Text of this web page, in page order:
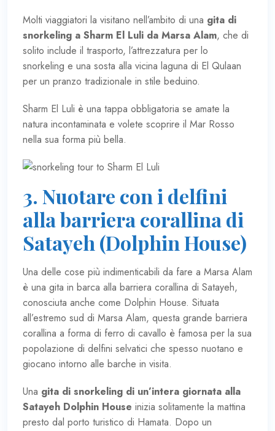
Molti viaggiatori la visitano nell’ambito di una gita di
snorkeling a Sharm El Luli da Marsa Alam, che di
solito include il trasporto, l’attrezzatura per lo
snorkeling e una sosta alla vicina laguna di El Qulaan
per un pranzo tradizionale in stile beduino.
Sharm El Luli è una tappa obbligatoria se amate la
natura incontaminata e volete scoprire il Mar Rosso
nella sua forma più bella.
3. Nuotare con i delfini
alla barriera corallina di
Satayeh (Dolphin House)
Una delle cose più indimenticabili da fare a Marsa Alam
è una gita in barca alla barriera corallina di Satayeh,
conosciuta anche come Dolphin House. Situata
all’estremo sud di Marsa Alam, questa grande barriera
corallina a forma di ferro di cavallo è famosa per la sua
popolazione di delfini selvatici che spesso nuotano e
giocano intorno alle barche in visita.
Una gita di snorkeling di un’intera giornata alla
Satayeh Dolphin House inizia solitamente la mattina
presto dal porto turistico di Hamata. Dopo un